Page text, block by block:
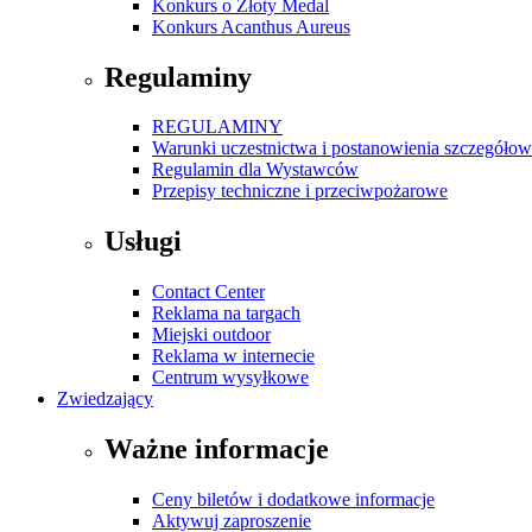
Konkurs o Złoty Medal
Konkurs Acanthus Aureus
Regulaminy
REGULAMINY
Warunki uczestnictwa i postanowienia
Regulamin dla Wystawców
Przepisy techniczne i przeciwpożarowe
Usługi
Contact Center
Reklama na targach
Miejski outdoor
Reklama w internecie
Centrum wysyłkowe
Zwiedzający
Ważne informacje
Ceny biletów i dodatkowe informacje
Aktywuj zaproszenie